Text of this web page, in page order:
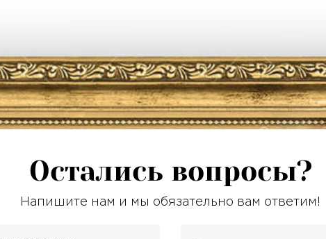
Остались вопросы?
Напишите нам и мы обязательно вам ответим!